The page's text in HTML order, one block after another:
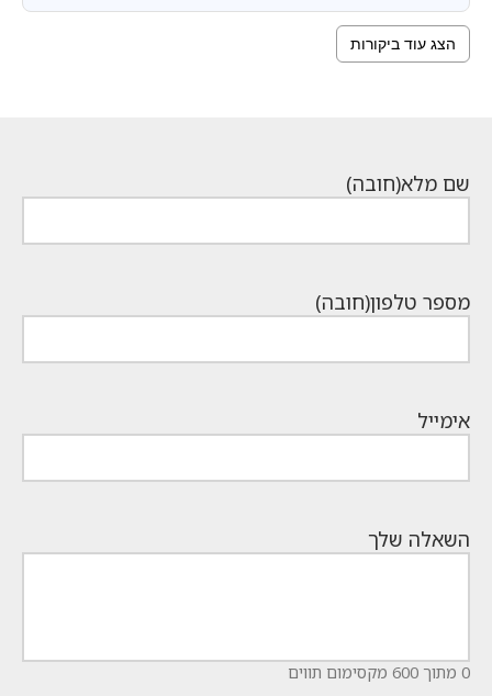
הצג עוד ביקורות
שם מלא(חובה)
מספר טלפון(חובה)
אימייל
השאלה שלך
0 מתוך 600 מקסימום תווים